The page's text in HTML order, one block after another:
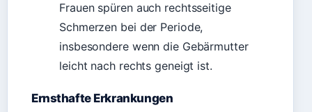
Frauen spüren auch rechtsseitige
Schmerzen bei der Periode,
insbesondere wenn die Gebärmutter
leicht nach rechts geneigt ist.
Ernsthafte Erkrankungen